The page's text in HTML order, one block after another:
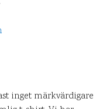
inget märkvärdigare